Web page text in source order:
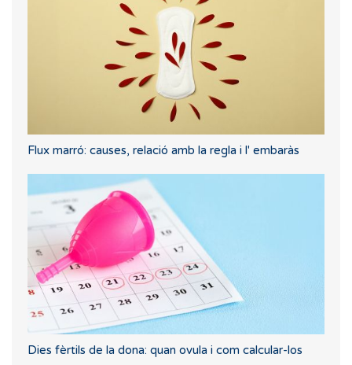
Flux marró: causes, relació amb la regla i l' embaràs
Dies fèrtils de la dona: quan ovula i com calcular-los